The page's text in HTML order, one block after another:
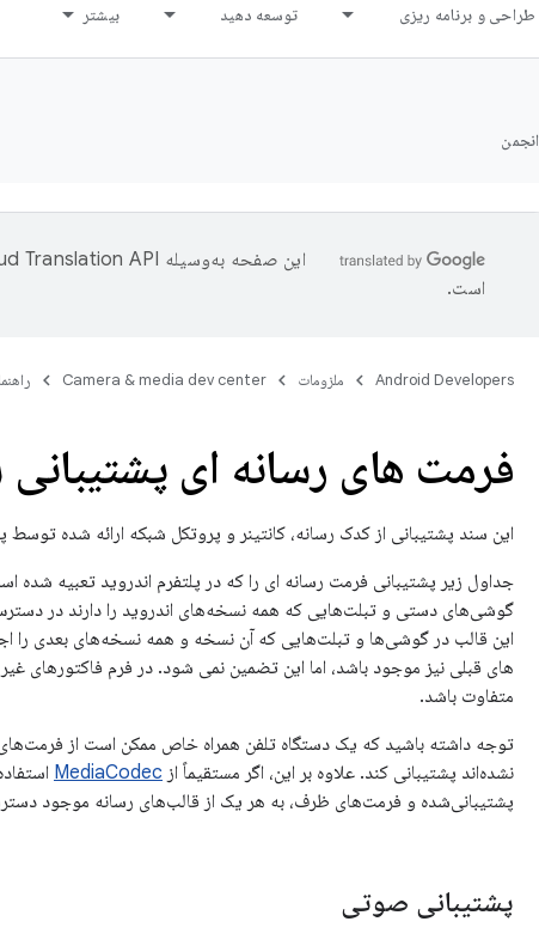
طراحی و برنامه ریزی توسعه دهید بیشتر
انجمن
این صفحه به‌وسیله
است.
Android Developers ملزومات Camera & media dev center راهنما
فرمت های رسانه ای
این سند پشتیبانی از کدک رسانه، کانتینر و پروتکل شبکه ارائه شده توسط
جداول زیر پشتیبانی فرمت رسانه ای را که در پلتفرم اندروید تعبیه
گوشی‌های دستی و تبلت‌هایی که همه نسخه‌های اندروید را دارند در
این قالب در گوشی‌ها و تبلت‌هایی که آن نسخه و همه نسخه‌های بعدی را
های قبلی نیز موجود باشد، اما این تضمین نمی شود. در فرم فاکتورهای
متفاوت باشد.
توجه داشته باشید که یک دستگاه تلفن همراه خاص ممکن است از
نشده‌اند پشتیبانی کند. علاوه بر این، اگر مستقیماً از MediaCodec
پشتیبانی‌شده و فرمت‌های ظرف، به هر یک از قالب‌های رسانه موجود
پشتیبانی صوتی